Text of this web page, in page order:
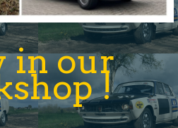
in our
!